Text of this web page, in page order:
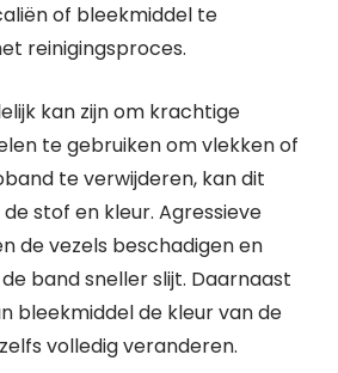
of bleekmiddel te
reinigingsproces.
kan zijn om krachtige
te gebruiken om vlekken of
te verwijderen, kan dit
stof en kleur. Agressieve
de vezels beschadigen en
band sneller slijt. Daarnaast
bleekmiddel de kleur van de
volledig veranderen.